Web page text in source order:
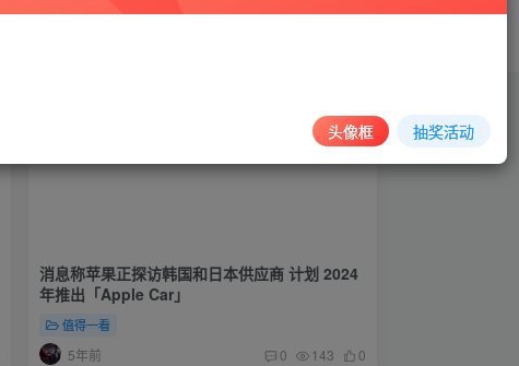
消息称苹果正探访韩国和日本供应商 计划 2024
年推出「Apple Car」
值得一看
5年前 0 143 0
头像框 抽奖活动